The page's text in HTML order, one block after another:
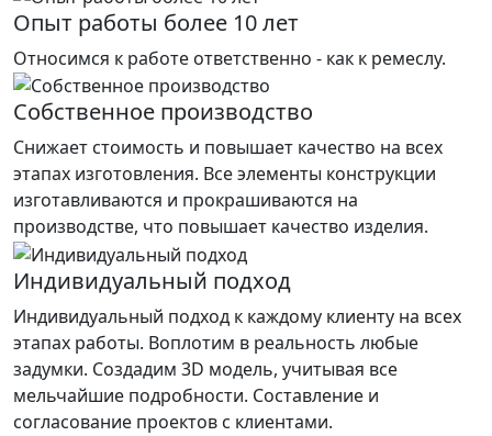
Опыт работы более 10 лет
Относимся к работе ответственно - как к ремеслу.
Собственное производство
Снижает стоимость и повышает качество на всех
этапах изготовления. Все элементы конструкции
изготавливаются и прокрашиваются на
производстве, что повышает качество изделия.
Индивидуальный подход
Индивидуальный подход к каждому клиенту на всех
этапах работы. Воплотим в реальность любые
задумки. Создадим 3D модель, учитывая все
мельчайшие подробности. Составление и
согласование проектов с клиентами.